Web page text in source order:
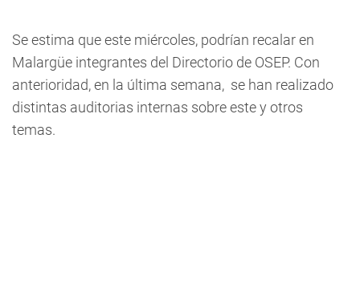
Se estima que este miércoles, podrían recalar en
Malargüe integrantes del Directorio de OSEP. Con
anterioridad, en la última semana, se han realizado
distintas auditorias internas sobre este y otros
temas.